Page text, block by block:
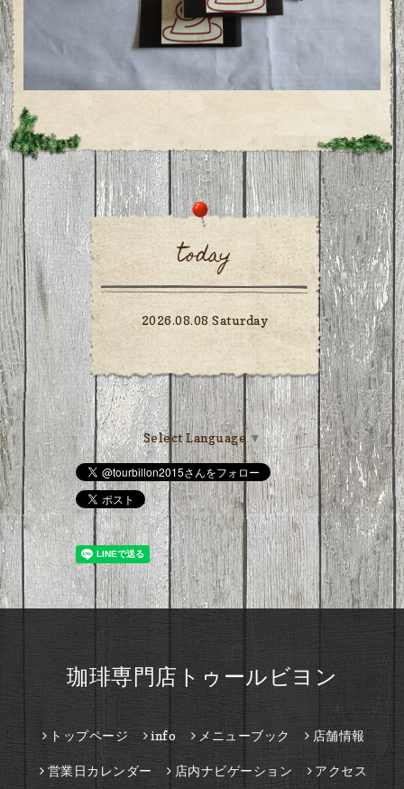
today
2026.08.08 Saturday
Select Language▼
珈琲専門店トゥールビヨン
トップページ info メニューブック 店舗情報
営業日カレンダー 店内ナビゲーション アクセス